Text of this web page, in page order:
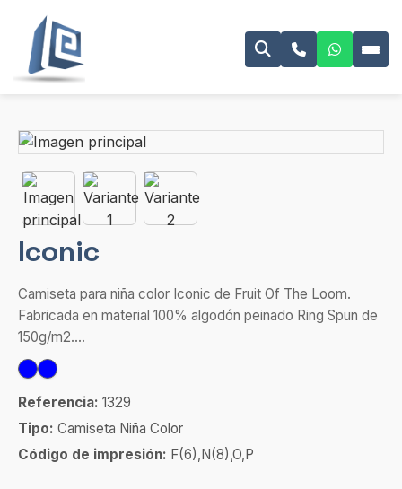
Iconic
Camiseta para niña color Iconic de Fruit Of The Loom.
Fabricada en material 100% algodón peinado Ring Spun de
150g/m2....
Referencia: 1329
Tipo: Camiseta Niña Color
Código de impresión: F(6),N(8),O,P